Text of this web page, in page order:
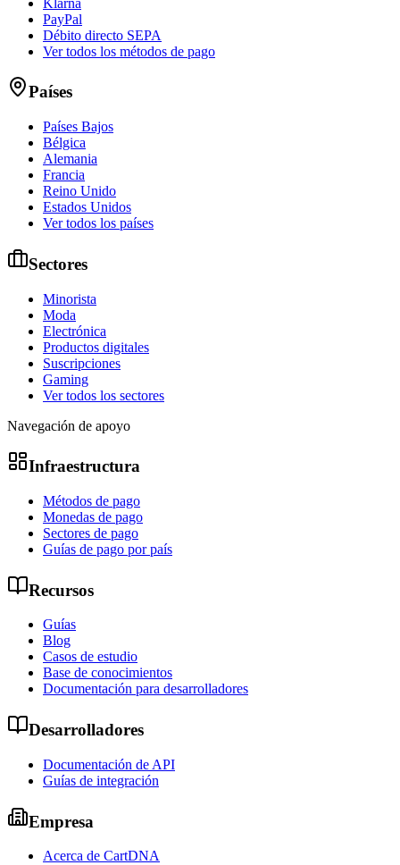
PayPal
Débito directo SEPA
Ver todos los métodos de pago
Países
Países Bajos
Bélgica
Alemania
Francia
Reino Unido
Estados Unidos
Ver todos los países
Sectores
Minorista
Moda
Electrónica
Productos digitales
Suscripciones
Gaming
Ver todos los sectores
Navegación de apoyo
Infraestructura
Métodos de pago
Monedas de pago
Sectores de pago
Guías de pago por país
Recursos
Guías
Blog
Casos de estudio
Base de conocimientos
Documentación para desarrolladores
Desarrolladores
Documentación de API
Guías de integración
Empresa
Acerca de CartDNA